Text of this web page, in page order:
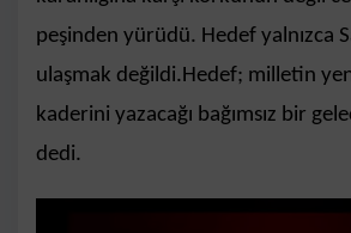
peşinden yürüdü. Hedef yalnızca
ulaşmak değildi.Hedef; milletin
kaderini yazacağı bağımsız bir
dedi.